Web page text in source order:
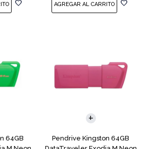
64GB
Pendrive Kingston 64GB